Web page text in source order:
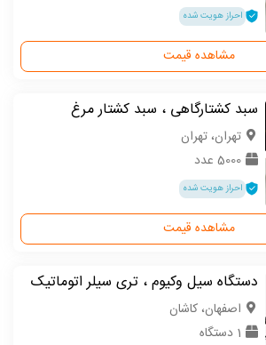
احراز هویت شده
مشاهده قیمت
سبد کشتارگاهی ، سبد کشتار مرغ
تهران، تهران
5000 عدد
احراز هویت شده
مشاهده قیمت
دستگاه سیل وکیوم ، تری سیلر اتوماتیک
اصفهان، کاشان
1 دستگاه